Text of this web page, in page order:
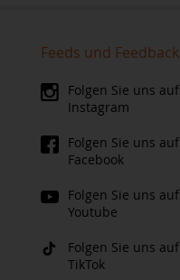
Feeds und Feedback
Folgen Sie uns auf
Instagram
Folgen Sie uns auf
Facebook
Folgen Sie uns auf
Youtube
Folgen Sie uns auf
TikTok